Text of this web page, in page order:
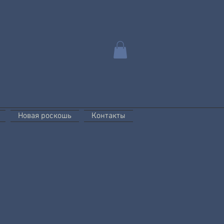
Новая роскошь Контакты